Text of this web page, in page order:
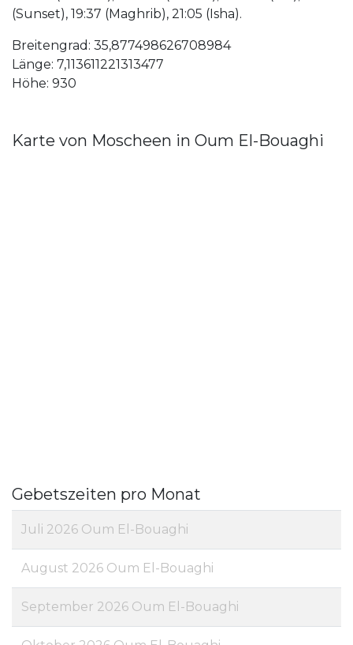
(Sunset), 19:37 (Maghrib), 21:05 (Isha).
Breitengrad: 35,877498626708984
Länge: 7,113611221313477
Höhe: 930
Karte von Moscheen in Oum El-Bouaghi
Gebetszeiten pro Monat
Juli 2026 Oum El-Bouaghi
August 2026 Oum El-Bouaghi
September 2026 Oum El-Bouaghi